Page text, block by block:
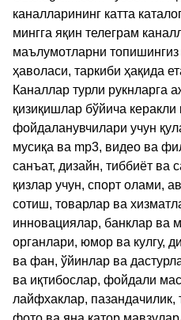
каналларининг катта
мингга яқин телеграм
маълумотларни
ҳаволаси, таркиби ҳақида
Каналлар турли рукнларга
қизиқишлар бўйича
фойдаланувчилари учун
мусиқа ва mp3, видео ва
санъат, дизайн, тиббиёт ва
қизлар учун, спорт олами,
сотиш, товарлар ва
инновациялар, банклар ва
органлари, юмор ва кулгу,
ва фан, ўйинлар ва
ва иқтибослар, фойдали
лайфхаклар, пазандачилик,